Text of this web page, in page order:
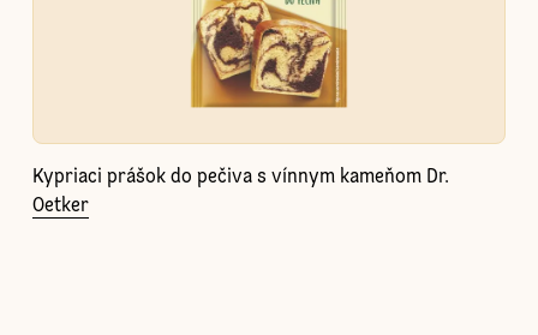
Kypriaci prášok do pečiva s vínnym kameňom Dr.
Oetker